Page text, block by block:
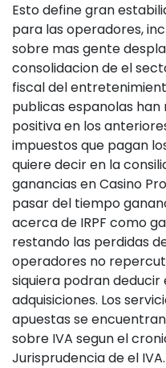
Esto define gran
para las operadores,
sobre mas gente
consolidacion de el
fiscal del
publicas espanolas
positiva en los
impuestos que pagan
quiere decir en la
ganancias en Casino
pasar del tiempo
acerca de IRPF como
restando las perdidas
operadores no
siquiera podran deducir
adquisiciones. Los
apuestas se
sobre IVA segun el
Jurisprudencia de el IVA.